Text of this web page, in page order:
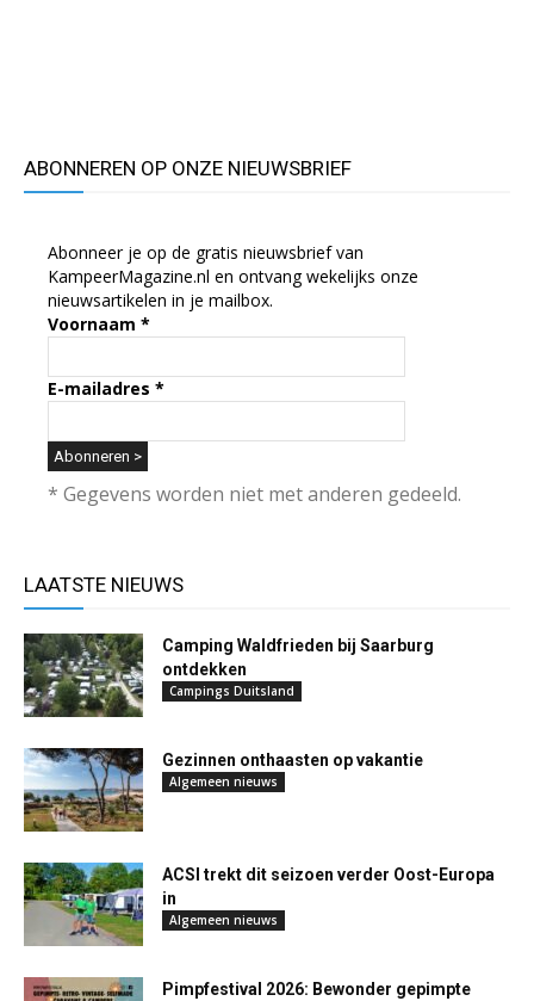
ABONNEREN OP ONZE NIEUWSBRIEF
Abonneer je op de gratis nieuwsbrief van
KampeerMagazine.nl en ontvang wekelijks onze
nieuwsartikelen in je mailbox.
Voornaam *
E-mailadres *
* Gegevens worden niet met anderen gedeeld.
LAATSTE NIEUWS
Camping Waldfrieden bij Saarburg
ontdekken
Campings Duitsland
Gezinnen onthaasten op vakantie
Algemeen nieuws
ACSI trekt dit seizoen verder Oost-Europa
in
Algemeen nieuws
Pimpfestival 2026: Bewonder gepimpte